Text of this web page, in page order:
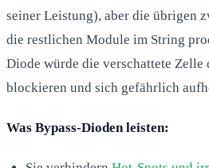
seiner Leistung), aber die übrigen
die restlichen Module im String
Diode würde die verschattete Zelle
blockieren und sich gefährlich
Was Bypass-Dioden leisten: